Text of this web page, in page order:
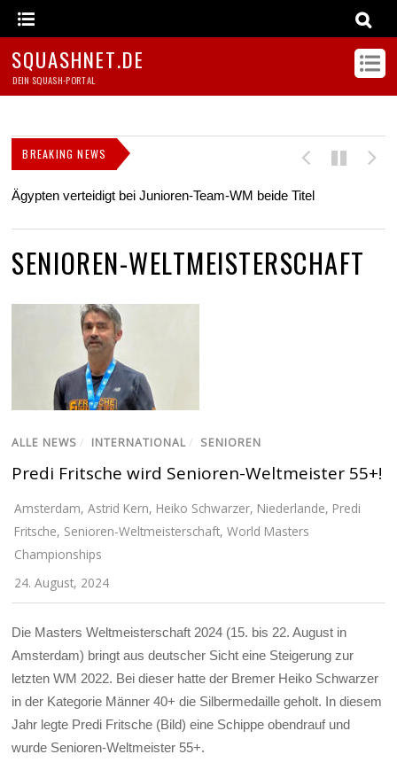
SQUASHNET.DE
DEIN SQUASH-PORTAL
BREAKING NEWS
Ägypten verteidigt bei Junioren-Team-WM beide Titel
SENIOREN-WELTMEISTERSCHAFT
ALLE NEWS / INTERNATIONAL / SENIOREN
Predi Fritsche wird Senioren-Weltmeister 55+!
Amsterdam,Astrid Kern, Heiko Schwarzer, Niederlande, Predi
Fritsche, Senioren-Weltmeisterschaft,World Masters
Championships
24. August, 2024
Die Masters Weltmeisterschaft 2024 (15. bis 22. August in
Amsterdam) bringt aus deutscher Sicht eine Steigerung zur
letzten WM 2022. Bei dieser hatte der Bremer Heiko Schwarzer
in der Kategorie Männer 40+ die Silbermedaille geholt. In diesem
Jahr legte Predi Fritsche (Bild) eine Schippe obendrauf und
wurde Senioren-Weltmeister 55+.